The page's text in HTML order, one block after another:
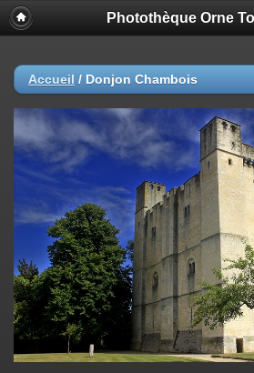
Photothèque Orne
Accueil / Donjon Chambois